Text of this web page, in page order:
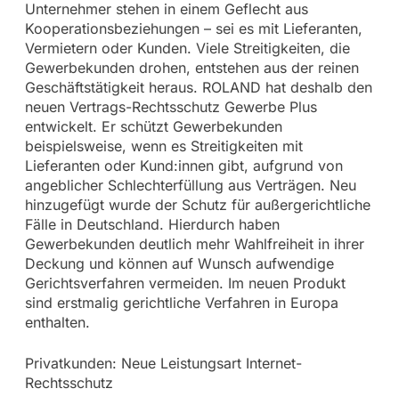
Unternehmer stehen in einem Geflecht aus
Kooperationsbeziehungen – sei es mit Lieferanten,
Vermietern oder Kunden. Viele Streitigkeiten, die
Gewerbekunden drohen, entstehen aus der reinen
Geschäftstätigkeit heraus. ROLAND hat deshalb den
neuen Vertrags-Rechtsschutz Gewerbe Plus
entwickelt. Er schützt Gewerbekunden
beispielsweise, wenn es Streitigkeiten mit
Lieferanten oder Kund:innen gibt, aufgrund von
angeblicher Schlechterfüllung aus Verträgen. Neu
hinzugefügt wurde der Schutz für außergerichtliche
Fälle in Deutschland. Hierdurch haben
Gewerbekunden deutlich mehr Wahlfreiheit in ihrer
Deckung und können auf Wunsch aufwendige
Gerichtsverfahren vermeiden. Im neuen Produkt
sind erstmalig gerichtliche Verfahren in Europa
enthalten.
Privatkunden: Neue Leistungsart Internet-
Rechtsschutz